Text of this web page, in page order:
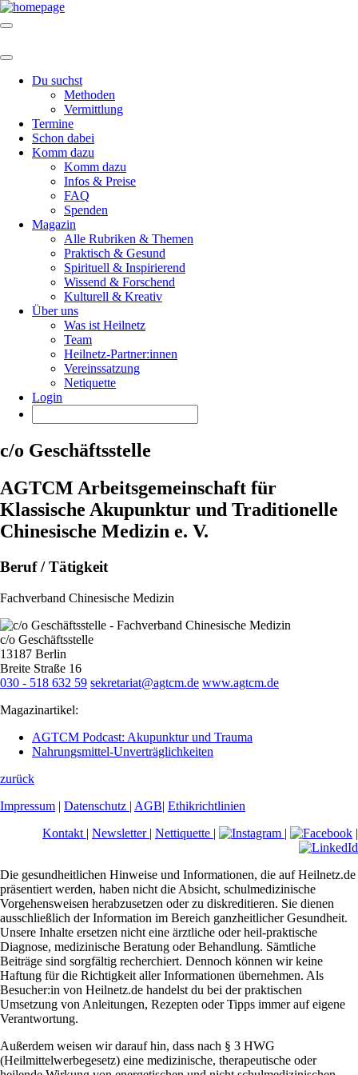
Du suchst
Methoden
Vermittlung
Termine
Schon dabei
Komm dazu
Komm dazu
Infos & Preise
FAQ
Spenden
Magazin
Alle Rubriken & Themen
Praktisch & Gesund
Spirituell & Inspirierend
Wissend & Forschend
Kulturell & Kreativ
Über uns
Was ist Heilnetz
Team
Heilnetz-Partner:innen
Vereinssatzung
Netiquette
Login
c/o Geschäftsstelle
AGTCM Arbeitsgemeinschaft für
Klassische Akupunktur und Traditionelle
Chinesische Medizin e. V.
Beruf / Tätigkeit
Fachverband Chinesische Medizin
c/o Geschäftsstelle
13187 Berlin
Breite Straße 16
030 - 518 632 59 sekretariat@agtcm.de www.agtcm.de
Magazinartikel:
AGTCM Podcast: Akupunktur und Trauma
Nahrungsmittel-Unverträglichkeiten
zurück
Impressum | Datenschutz | AGB| Ethikrichtlinien
Kontakt | Newsletter | Nettiquette | | |
Die gesundheitlichen Hinweise und Informationen, die auf Heilnetz.de
präsentiert werden, haben nicht die Absicht, schulmedizinische
Vorgehensweisen herabzusetzen oder zu diskreditieren. Sie dienen
ausschließlich der Information im Bereich ganzheitlicher Gesundheit.
Unsere Inhalte ersetzen nicht eine ärztliche oder heil-praktische
Diagnose, medizinische Beratung oder Behandlung. Sämtliche
Beiträge sind sorgfältig recherchiert. Dennoch können wir keine
Haftung für die Richtigkeit aller Informationen übernehmen. Als
Besucher:in von Heilnetz.de handelst du bei der praktischen
Umsetzung von Anleitungen, Rezepten oder Tipps immer auf eigene
Verantwortung.
Außerdem weisen wir darauf hin, dass nach § 3 HWG
(Heilmittelwerbegesetz) eine medizinische, therapeutische oder